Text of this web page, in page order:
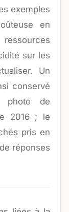
exemples
en
sur les
Un
conservé
photo de
2016 ; le
pris en
réponses